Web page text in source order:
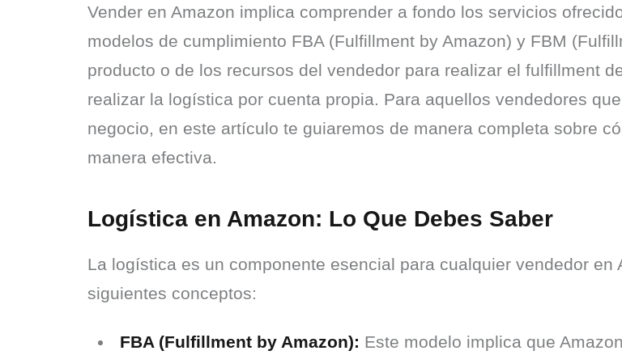
Vender en Amazon implica comprender a fondo los servicios
modelos de cumplimiento FBA (Fulfillment by Amazon) y FBM
producto o de los recursos del vendedor para realizar el fulfillment
realizar la logística por cuenta propia. Para aquellos vendedores
negocio, en este artículo te guiaremos de manera completa sobre
manera efectiva.
Logística en Amazon: Lo Que Debes Saber
La logística es un componente esencial para cualquier vendedor
siguientes conceptos:
FBA (Fulfillment by Amazon): Este modelo implica que